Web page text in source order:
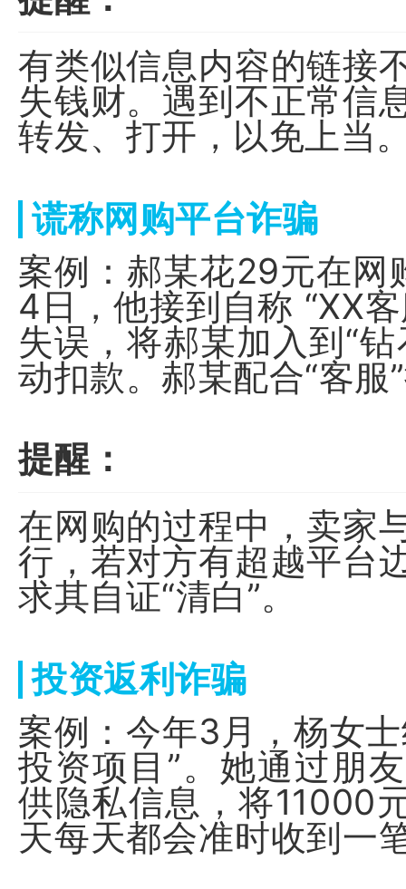
有类似信息内容的链接
失钱财。遇到不正常信
转发、打开，以免上当
谎称网购平台诈骗
案例：郝某花29元在网
4日，他接到自称 “XX
失误，将郝某加入到“
动扣款。郝某配合“客
提醒：
在网购的过程中，卖家
行，若对方有超越平台
求其自证“清白”。
投资返利诈骗
案例：今年3月，杨女
投资项目”。她通过朋
供隐私信息，将11000
天每天都会准时收到一